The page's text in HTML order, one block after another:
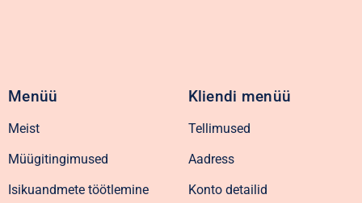
Menüü
Meist
Müügitingimused
Isikuandmete töötlemine
Kliendi menüü
Tellimused
Aadress
Konto detailid